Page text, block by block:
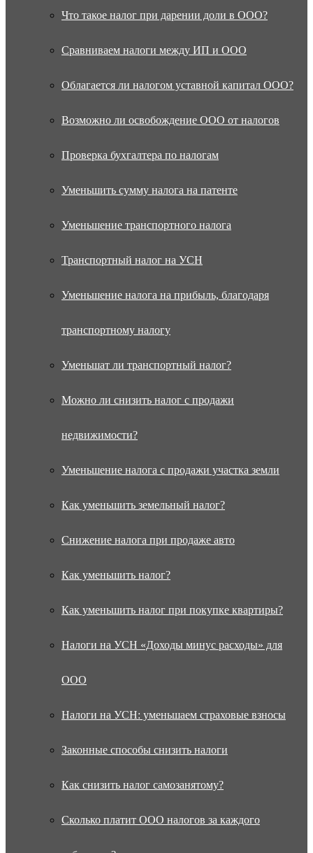
Что такое налог при дарении доли в ООО?
Сравниваем налоги между ИП и ООО
Облагается ли налогом уставной капитал ООО?
Возможно ли освобождение ООО от налогов
Проверка бухгалтера по налогам
Уменьшить сумму налога на патенте
Уменьшение транспортного налога
Транспортный налог на УСН
Уменьшение налога на прибыль, благодаря
транспортному налогу
Уменьшат ли транспортный налог?
Можно ли снизить налог с продажи
недвижимости?
Уменьшение налога с продажи участка земли
Как уменьшить земельный налог?
Снижение налога при продаже авто
Как уменьшить налог?
Как уменьшить налог при покупке квартиры?
Налоги на УСН «Доходы минус расходы» для
ООО
Налоги на УСН: уменьшаем страховые взносы
Законные способы снизить налоги
Как снизить налог самозанятому?
Сколько платит ООО налогов за каждого